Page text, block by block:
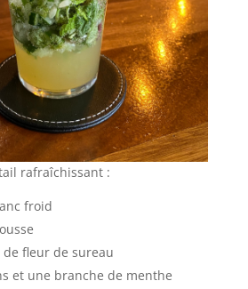
rafraîchissant :
froid
fleur de sureau
et une branche de menthe